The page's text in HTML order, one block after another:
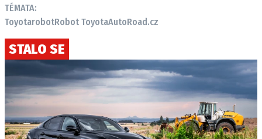
TÉMATA:
ToyotarobotRobot ToyotaAutoRoad.cz
STALO SE